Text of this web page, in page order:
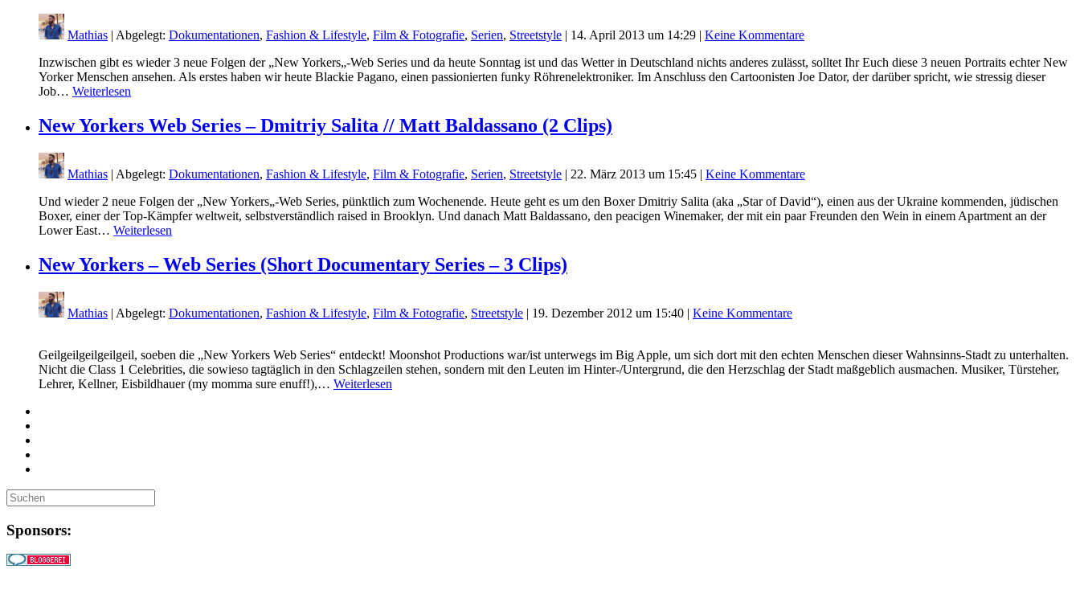
Mathias | Abgelegt: Dokumentationen, Fashion & Lifestyle, Film & Fotografie, Serien, Streetstyle | 14. April 2013 um 14:29 | Keine Kommentare
Inzwischen gibt es wieder 3 neue Folgen der „New Yorkers„-Web Series und da heute Sonntag ist und das Wetter in Deutschland nichts anderes zulässt, solltet Ihr Euch diese 3 neuen Portraits echter New
Yorker Menschen ansehen. Als erstes haben wir heute Blackie Pagano, einen passionierten funky Röhrenelektroniker. Im Anschluss den Cartoonisten Joe Dator, der darüber spricht, wie stressig dieser
Job… Weiterlesen
New Yorkers Web Series – Dmitriy Salita // Matt Baldassano (2 Clips)
Mathias | Abgelegt: Dokumentationen, Fashion & Lifestyle, Film & Fotografie, Serien, Streetstyle | 22. März 2013 um 15:45 | Keine Kommentare
Und wieder 2 neue Folgen der „New Yorkers„-Web Series, pünktlich zum Wochenende. Heute geht es um den Boxer Dmitriy Salita (aka „Star of David“), einen aus der Ukraine kommenden, jüdischen
Boxer, einer der Top-Kämpfer weltweit, selbstverständlich raised in Brooklyn. Und danach Matt Baldassano, den peacigen Winemaker, der mit ein paar Freunden den Wein in einem Apartment an der
Lower East… Weiterlesen
New Yorkers – Web Series (Short Documentary Series – 3 Clips)
Mathias | Abgelegt: Dokumentationen, Fashion & Lifestyle, Film & Fotografie, Streetstyle | 19. Dezember 2012 um 15:40 | Keine Kommentare
Geilgeilgeilgeilgeil, soeben die „New Yorkers Web Series“ entdeckt! Moonshot Productions war/ist unterwegs im Big Apple, um sich dort mit den echten Menschen dieser Wahnsinns-Stadt zu unterhalten.
Nicht die Class 1 Celebrities, die sowieso tagtäglich in den Schlagzeilen stehen, sondern mit den Leuten im Hinter-/Untergrund, die den Herzschlag der Stadt maßgeblich ausmachen. Musiker, Türsteher,
Lehrer, Kellner, Eisbildhauer (my momma sure enuff!),… Weiterlesen
Sponsors: